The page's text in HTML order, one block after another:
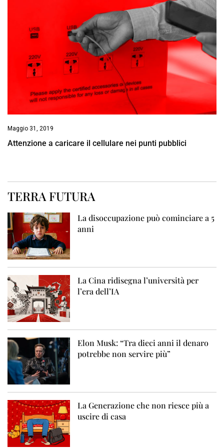
Maggio 31, 2019
Attenzione a caricare il cellulare nei punti pubblici
TERRA FUTURA
La disoccupazione può cominciare a 5
anni
La Cina ridisegna l’università per
l’era dell’IA
Elon Musk: “Tra dieci anni il denaro
potrebbe non servire più”
La Generazione che non riesce più a
uscire di casa